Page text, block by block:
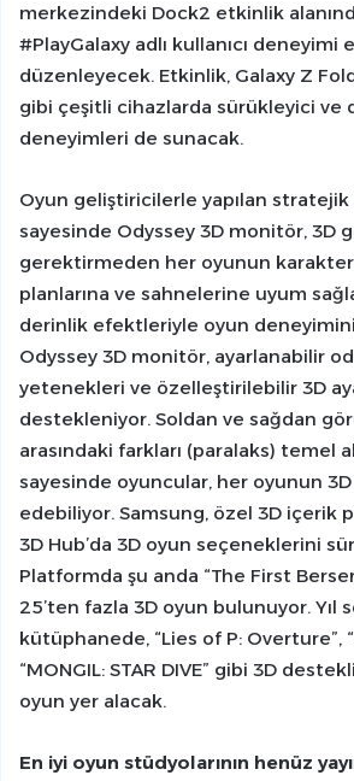
merkezindeki Dock2 etkinlik
#PlayGalaxy adlı kullanıcı deneyimi
düzenleyecek. Etkinlik, Galaxy Z
gibi çeşitli cihazlarda sürükleyici ve
deneyimleri de sunacak.
Oyun geliştiricilerle yapılan stratejik
sayesinde Odyssey 3D monitör, 3D
gerektirmeden her oyunun
planlarına ve sahnelerine uyum
derinlik efektleriyle oyun deneyimini
Odyssey 3D monitör, ayarlanabilir
yetenekleri ve özelleştirilebilir 3D
destekleniyor. Soldan ve sağdan
arasındaki farkları (paralaks) temel
sayesinde oyuncular, her oyunun
edebiliyor. Samsung, özel 3D içerik
3D Hub’da 3D oyun seçeneklerini
Platformda şu anda “The First
25’ten fazla 3D oyun bulunuyor. Yıl
kütüphanede, “Lies of P: Overture”,
“MONGIL: STAR DIVE” gibi 3D
oyun yer alacak.
En iyi oyun stüdyolarının henüz